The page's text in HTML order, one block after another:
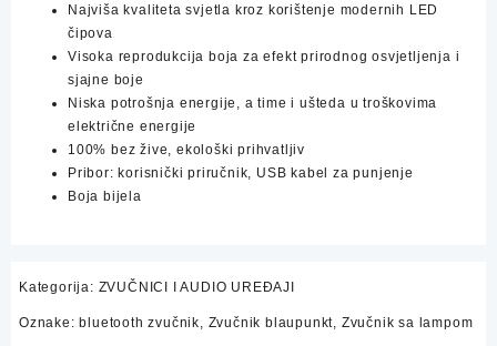
Najviša kvaliteta svjetla kroz korištenje modernih LED
čipova
Visoka reprodukcija boja za efekt prirodnog osvjetljenja i
sjajne boje
Niska potrošnja energije, a time i ušteda u troškovima
električne energije
100% bez žive, ekološki prihvatljiv
Pribor: korisnički priručnik, USB kabel za punjenje
Boja bijela
Kategorija: ZVUČNICI I AUDIO UREĐAJI
Oznake:bluetooth zvučnik Zvučnik blaupunkt Zvučnik sa lampom